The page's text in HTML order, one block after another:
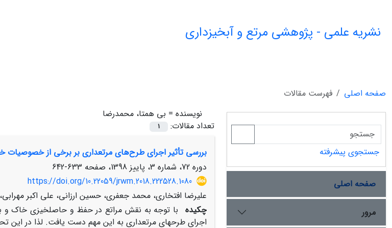
نشریه علمی - پژوهشی مرتع و آبخیزداری
صفحه اصلی
فهرست مقالات
نویسنده = بی همتا، محمدرضا
تعداد مقالات:
1
بررسی تأثیر اجرای طرح‌های مرتعداری بر برخی از خصوصیات
دوره 72، شماره 3، پاییز 1398، صفحه
633-642
https://doi.org/10.22059/jrwm.2018.222528.1080
علیرضا افتخاری، محمد جعفری، حسین ارزانی، علی اکبر
چکیده با توجه به نقش مراتع در حفظ و حاصلخیزی خاک و
جستجوی پیشرفته
صفحه اصلی
مرور